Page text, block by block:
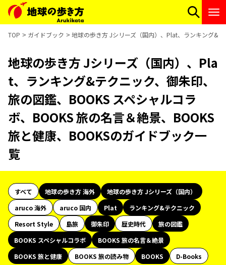
TOP ガイドブック 地球の歩き方 Jシリーズ（国内）、Plat、ランキング&
地球の歩き方 Jシリーズ（国内）、Pla
t、ランキング&テクニック、御朱印、
旅の図鑑、BOOKS スペシャルコラ
ボ、BOOKS 旅の名言＆絶景、BOOKS
旅と健康、BOOKSのガイドブック一
覧
すべて 地球の歩き方 海外
地球の歩き方 Jシリーズ（国内）
aruco 海外
aruco 国内 Plat
ランキング&テクニック
Resort Style
島旅 御朱印 歴史時代
旅の図鑑
BOOKS スペシャルコラボ
BOOKS 旅の名言＆絶景
BOOKS 旅と健康
BOOKS 旅の読み物 BOOKS
D-Books